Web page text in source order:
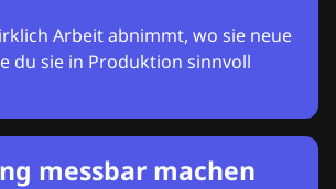
Arbeit abnimmt, wo sie neue
du sie in Produktion sinnvoll
messbar machen